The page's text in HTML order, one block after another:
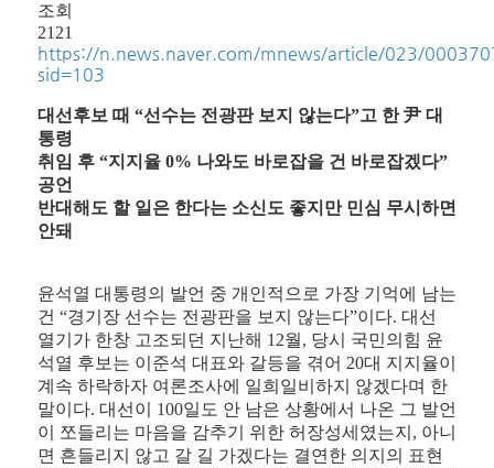
조회
2121
https://n.news.naver.com/mnews/article/023/
sid=103
대선후보 때 “선수는 전광판 보지 않는다”고 한 尹 대
통령
취임 후 “지지율 0% 나와도 바로잡을 건 바로잡겠다”
공언
반대해도 할 일은 한다는 소신도 좋지만 민심 무시하면
안돼
윤석열 대통령의 발언 중 개인적으로 가장 기억에 남는
건 “경기장 선수는 전광판을 보지 않는다”이다. 대선
열기가 한창 고조되던 지난해 12월, 당시 국민의힘 윤
석열 후보는 이준석 대표와 갈등을 겪어 20대 지지율이
계속 하락하자 여론조사에 일희일비하지 않겠다며 한
말이다. 대선이 100일도 안 남은 상황에서 나온 그 발언
이 쪼들리는 마음을 감추기 위한 허장성세였는지, 아니
면 흔들리지 않고 갈 길 가겠다는 결연한 의지의 표현